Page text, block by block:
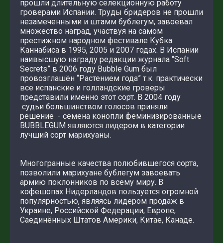
прошли длительную селекционную работу
гроверами Испании. Труды бридеров не прошли
незамеченными и штамм бублегум, завоевал
множество наград, участвуя на самом
престижном народном фестивале Кубка
Каннабиса в 1995, 2005 и 2007 годах. В Испании
наивысшую награду редакции журнала “Soft
Secrets” в 2006 году Bubble Gum был
провозглашён “Растением года” т.к. практически
все испанские и голландские гроверы
представили именно этот сорт. В 2004 году
судьи большинством голосов приняли
решение - семена конопли феминизированные
BUBBLEGUM являются лидером в категории
лучший сорт марихуаны.
Многогранные качества полюбившегося сорта,
позволили марихуане бублегум завоевать
армию поклонников по всему миру. В
кофешопах Нидерландов пользуется огромной
популярностью, являясь лидером продаж в
Украине, Российской Федерации, Европе,
Саединённых Штатов Америки, Китае, Канаде.